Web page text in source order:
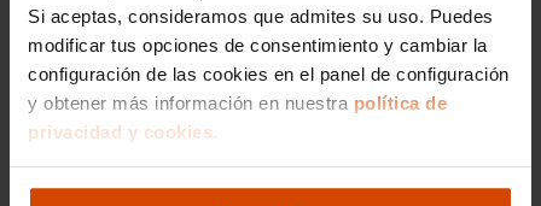
Si aceptas, consideramos que admites su uso. Puedes
modificar tus opciones de consentimiento y cambiar la
configuración de las cookies en el panel de configuración
y obtener más información en nuestra política de
privacidad y cookies.